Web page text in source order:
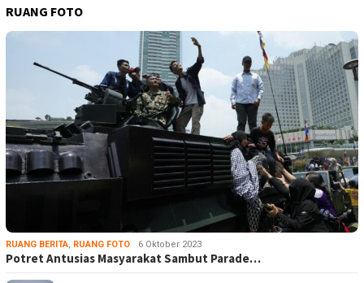
RUANG FOTO
RUANG BERITA, RUANG FOTO 6 Oktober 2023
Potret Antusias Masyarakat Sambut Parade…